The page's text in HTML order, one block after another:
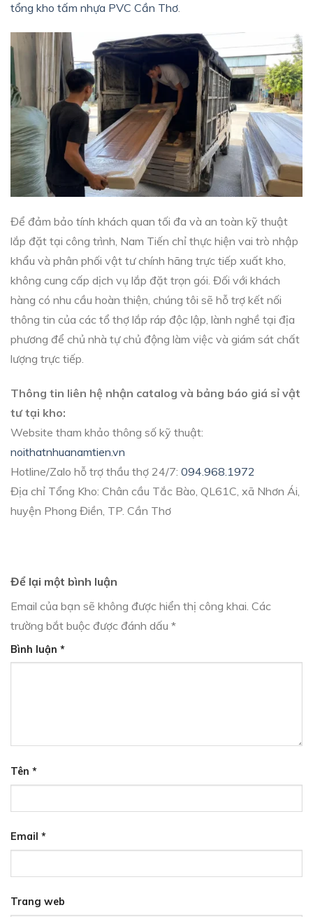
tổng kho tấm nhựa PVC Cần Thơ.
Để đảm bảo tính khách quan tối đa và an toàn kỹ thuật
lắp đặt tại công trình, Nam Tiến chỉ thực hiện vai trò nhập
khẩu và phân phối vật tư chính hãng trực tiếp xuất kho,
không cung cấp dịch vụ lắp đặt trọn gói. Đối với khách
hàng có nhu cầu hoàn thiện, chúng tôi sẽ hỗ trợ kết nối
thông tin của các tổ thợ lắp ráp độc lập, lành nghề tại địa
phương để chủ nhà tự chủ động làm việc và giám sát chất
lượng trực tiếp.
Thông tin liên hệ nhận catalog và bảng báo giá sỉ vật
tư tại kho:
Website tham khảo thông số kỹ thuật:
noithatnhuanamtien.vn
Hotline/Zalo hỗ trợ thầu thợ 24/7: 094.968.1972
Địa chỉ Tổng Kho: Chân cầu Tắc Bào, QL61C, xã Nhơn Ái,
huyện Phong Điền, TP. Cần Thơ
Để lại một bình luận
Email của bạn sẽ không được hiển thị công khai. Các
trường bắt buộc được đánh dấu *
Bình luận *
Tên *
Email *
Trang web